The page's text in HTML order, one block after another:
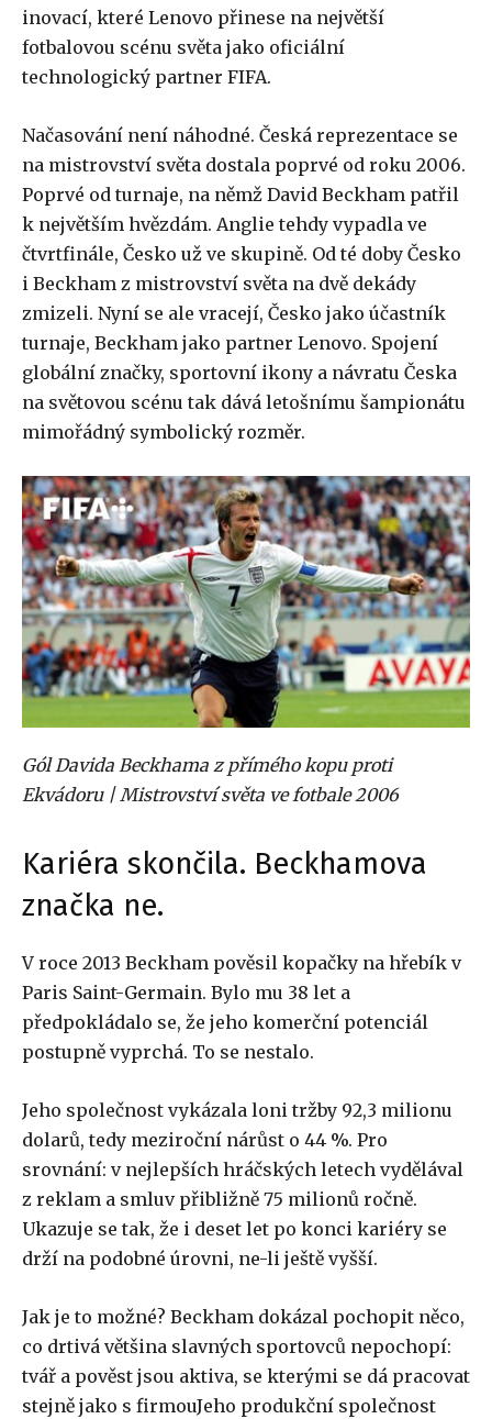
inovací, které Lenovo přinese na největší
fotbalovou scénu světa jako oficiální
technologický partner FIFA.
Načasování není náhodné. Česká reprezentace se
na mistrovství světa dostala poprvé od roku 2006.
Poprvé od turnaje, na němž David Beckham patřil
k největším hvězdám. Anglie tehdy vypadla ve
čtvrtfinále, Česko už ve skupině. Od té doby Česko
i Beckham z mistrovství světa na dvě dekády
zmizeli. Nyní se ale vracejí, Česko jako účastník
turnaje, Beckham jako partner Lenovo. Spojení
globální značky, sportovní ikony a návratu Česka
na světovou scénu tak dává letošnímu šampionátu
mimořádný symbolický rozměr.
Gól Davida Beckhama z přímého kopu proti
Ekvádoru | Mistrovství světa ve fotbale 2006
Kariéra skončila. Beckhamova
značka ne.
V roce 2013 Beckham pověsil kopačky na hřebík v
Paris Saint-Germain. Bylo mu 38 let a
předpokládalo se, že jeho komerční potenciál
postupně vyprchá. To se nestalo.
Jeho společnost vykázala loni tržby 92,3 milionu
dolarů, tedy meziroční nárůst o 44 %. Pro
srovnání: v nejlepších hráčských letech vydělával
z reklam a smluv přibližně 75 milionů ročně.
Ukazuje se tak, že i deset let po konci kariéry se
drží na podobné úrovni, ne-li ještě vyšší.
Jak je to možné? Beckham dokázal pochopit něco,
co drtivá většina slavných sportovců nepochopí:
tvář a pověst jsou aktiva, se kterými se dá pracovat
stejně jako s firmouJeho produkční společnost